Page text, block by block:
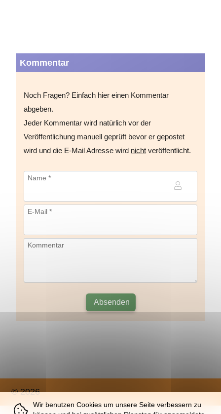
Kommentar
Noch Fragen? Einfach hier einen Kommentar
abgeben.
Jeder Kommentar wird natürlich vor der
Veröffentlichung manuell geprüft bevor er gepostet
wird und die E-Mail Adresse wird nicht veröffentlicht.
Name *
E-Mail *
Kommentar
Absenden
© 2026
Wir benutzen Cookies um unsere Seite verbessern zu